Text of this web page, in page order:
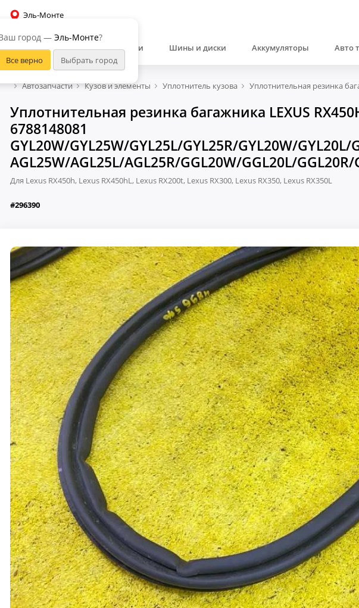
Эль-Монте
город — Эль-Монте?
Автозапчасти Шины и диски Аккумуляторы Авто
Автозапчасти Кузов и элементы Уплотнитель кузова Уплотнительная резинка
Уплотнительная резинка багажника LEXUS
6788148081
GYL20W/GYL25W/GYL25L/GYL25R/GYL20W/
AGL25W/AGL25L/AGL25R/GGL20W/GGL20L/
Для Lexus RX450h, Lexus RX450hL, Lexus RX200t, Lexus RX300, Lexus RX350, Lexus RX350L
#296390